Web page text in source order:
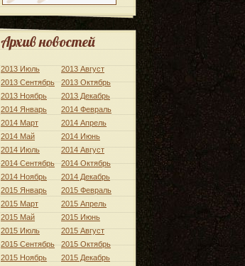
Архив новостей
2013 Июль
2013 Август
2013 Сентябрь
2013 Октябрь
2013 Ноябрь
2013 Декабрь
2014 Январь
2014 Февраль
2014 Март
2014 Апрель
2014 Май
2014 Июнь
2014 Июль
2014 Август
2014 Сентябрь
2014 Октябрь
2014 Ноябрь
2014 Декабрь
2015 Январь
2015 Февраль
2015 Март
2015 Апрель
2015 Май
2015 Июнь
2015 Июль
2015 Август
2015 Сентябрь
2015 Октябрь
2015 Ноябрь
2015 Декабрь